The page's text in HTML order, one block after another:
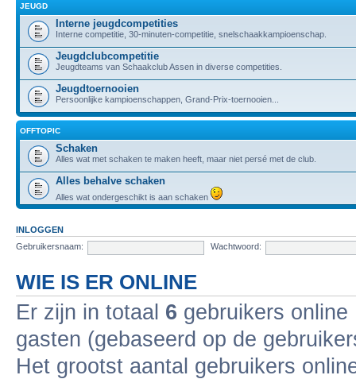
JEUGD
Interne jeugdcompetities
Interne competitie, 30-minuten-competitie, snelschaakkampioenschap.
Jeugdclubcompetitie
Jeugdteams van Schaakclub Assen in diverse competities.
Jeugdtoernooien
Persoonlijke kampioenschappen, Grand-Prix-toernooien...
OFFTOPIC
Schaken
Alles wat met schaken te maken heeft, maar niet persé met de club.
Alles behalve schaken
Alles wat ondergeschikt is aan schaken
INLOGGEN
Gebruikersnaam:
Wachtwoord:
WIE IS ER ONLINE
Er zijn in totaal 6 gebruikers
gasten (gebaseerd op de
Het grootst aantal gebruikers